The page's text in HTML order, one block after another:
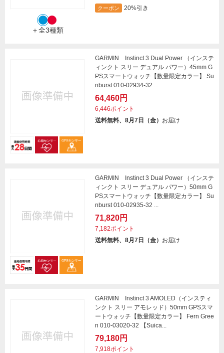
＋全3種類
クーポン 20%引き
GARMIN Instinct 3 Dual Power （インステ
ィンクト スリー デュアル パワー）45mm G
PSスマートウォッチ【数量限定カラー】 Su
nburst 010-02934-32 ...
64,460円
6,446ポイント
送料無料、8月7日（金） お届け
GARMIN Instinct 3 Dual Power （インステ
ィンクト スリー デュアル パワー）50mm G
PSスマートウォッチ【数量限定カラー】 Su
nburst 010-02935-32 ...
71,820円
7,182ポイント
送料無料、8月7日（金） お届け
GARMIN Instinct 3 AMOLED（インスティ
ンクト スリー アモレッド）50mm GPSスマ
ートウォッチ【数量限定カラー】 Fern Gree
n 010-03020-32 【Suica...
79,180円
7,918ポイント